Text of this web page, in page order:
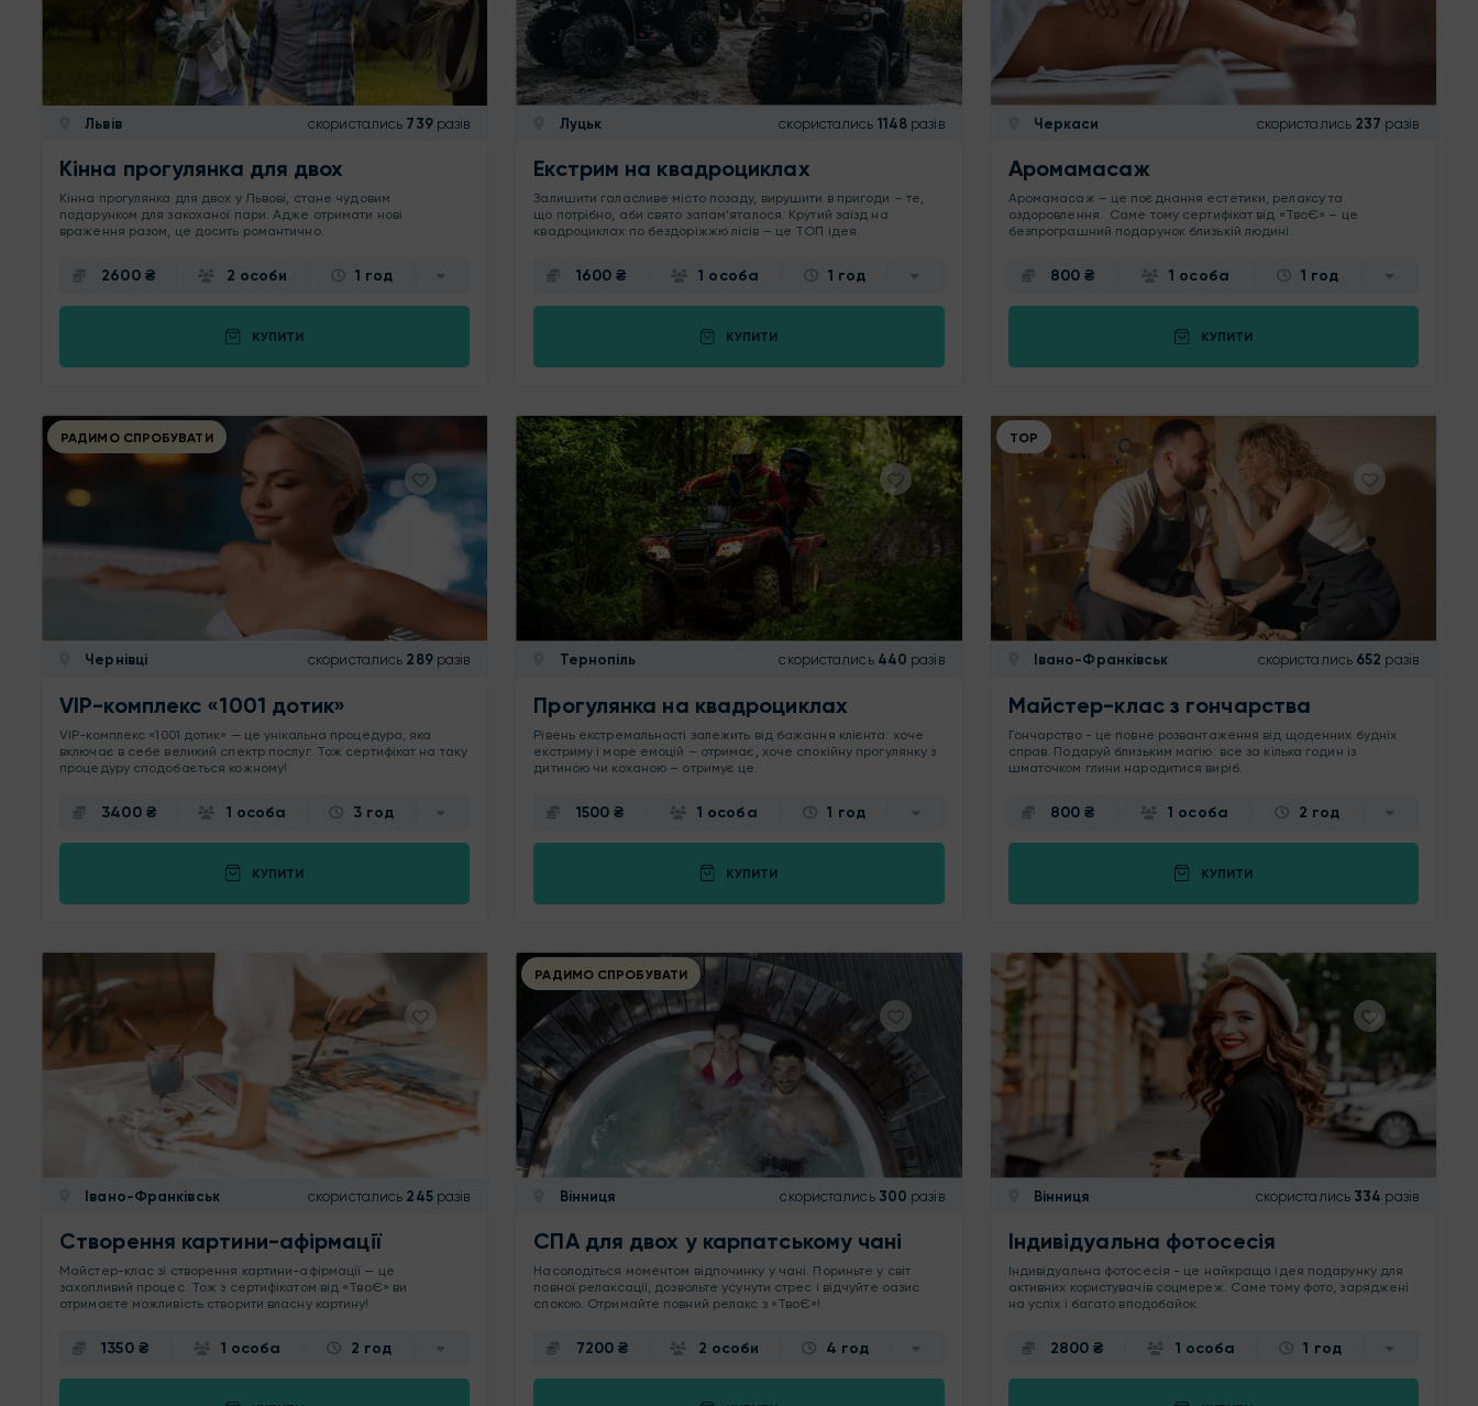
Львів скористались 739разів
Кінна прогулянка для двох
Кінна прогулянка для двох у Львові, стане чудовим
подарунком для закоханої пари. Адже отримати нові
враження разом, це досить романтично.
2600 ₴ 2 особи 1 год
КУПИТИ
Луцьк скористались 1148 разів
Екстрим на квадроциклах
Залишити галасливе місто позаду, вирушити в пригоди – те,
що потрібно, аби свято запам’яталося. Крутий заїзд на
квадроциклах по бездоріжжю лісів – це ТОП ідея.
1600 ₴ 1 особа 1 год
КУПИТИ
Черкаси скористались 237 разів
Аромамасаж
Аромамасаж – це поєднання естетики, релаксу та
оздоровлення. Саме тому сертифікат від «ТвоЄ» – це
безпрограшний подарунок близькій людині.
800 ₴ 1 особа 1 год
КУПИТИ
РАДИМО СПРОБУВАТИ
Чернівці скористались 289разів
VIP-комплекс «1001 дотик»
VIP-комплекс «1001 дотик» — це унікальна процедура, яка
включає в себе великий спектр послуг. Тож сертифікат на таку
процедуру сподобається кожному!
3400 ₴ 1 особа 3 год
КУПИТИ
Тернопіль скористались 440 разів
Прогулянка на квадроциклах
Рівень екстремальності залежить від бажання клієнта: хоче
екстриму і море емоцій – отримає, хоче спокійну прогулянку з
дитиною чи коханою – отримує це.
1500 ₴ 1 особа 1 год
КУПИТИ
ТОР
Івано-Франківськ скористались 652 разів
Майстер-клас з гончарства
Гончарство - це повне розвантаження від щоденних будніх
справ. Подаруй близьким магію: все за кілька годин із
шматочком глини народитися виріб.
800 ₴ 1 особа 2 год
КУПИТИ
Івано-Франківськ скористались 245разів
Створення картини-афірмації
Майстер-клас зі створення картини-афірмації — це
захопливий процес. Тож з сертифікатом від «ТвоЄ» ви
отримаєте можливість створити власну картину!
1350 ₴ 1 особа 2 год
РАДИМО СПРОБУВАТИ
Вінниця скористались 300 разів
СПА для двох у карпатському чані
Насолодіться моментом відпочинку у чані. Пориньте у світ
повної релаксації, дозвольте усунути стрес і відчуйте оазис
спокою. Отримайте повний релакс з «ТвоЄ»!
7200 ₴ 2 особи 4 год
Вінниця скористались 334 разів
Індивідуальна фотосесія
Індивідуальна фотосесія - це найкраща ідея подарунку для
активних користувачів соцмереж. Саме тому фото, заряджені
на успіх і багато вподобайок.
2800 ₴ 1 особа 1 год